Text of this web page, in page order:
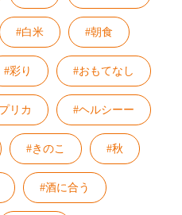
#白米 #朝食
#彩り #おもてなし
リカ #ヘルシーー
#きのこ #秋
#酒に合う